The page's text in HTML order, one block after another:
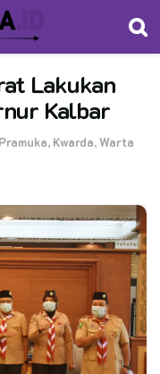
Lakukan
Kalbar
, Kwarda,Warta